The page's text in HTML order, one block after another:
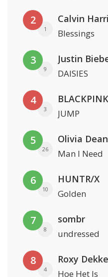
2
1 Blessings
3
9
Justin
DAISIES
4
3
BLACKPINK
JUMP
5
26
Olivia Dean
Man I Need
6
10
HUNTR/X
Golden
7
8
sombr
undressed
8
4
Roxy
Hoe Het Is